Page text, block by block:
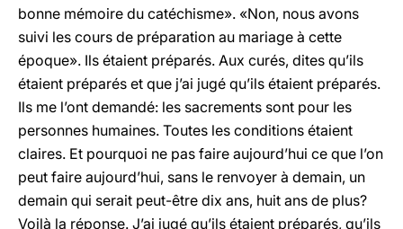
bonne mémoire du catéchisme». «Non, nous avons
suivi les cours de préparation au mariage à cette
époque». Ils étaient préparés. Aux curés, dites qu’ils
étaient préparés et que j’ai jugé qu’ils étaient préparés.
Ils me l’ont demandé: les sacrements sont pour les
personnes humaines. Toutes les conditions étaient
claires. Et pourquoi ne pas faire aujourd’hui ce que l’on
peut faire aujourd’hui, sans le renvoyer à demain, un
demain qui serait peut-être dix ans, huit ans de plus?
Voilà la réponse. J’ai jugé qu’ils étaient préparés, qu’ils